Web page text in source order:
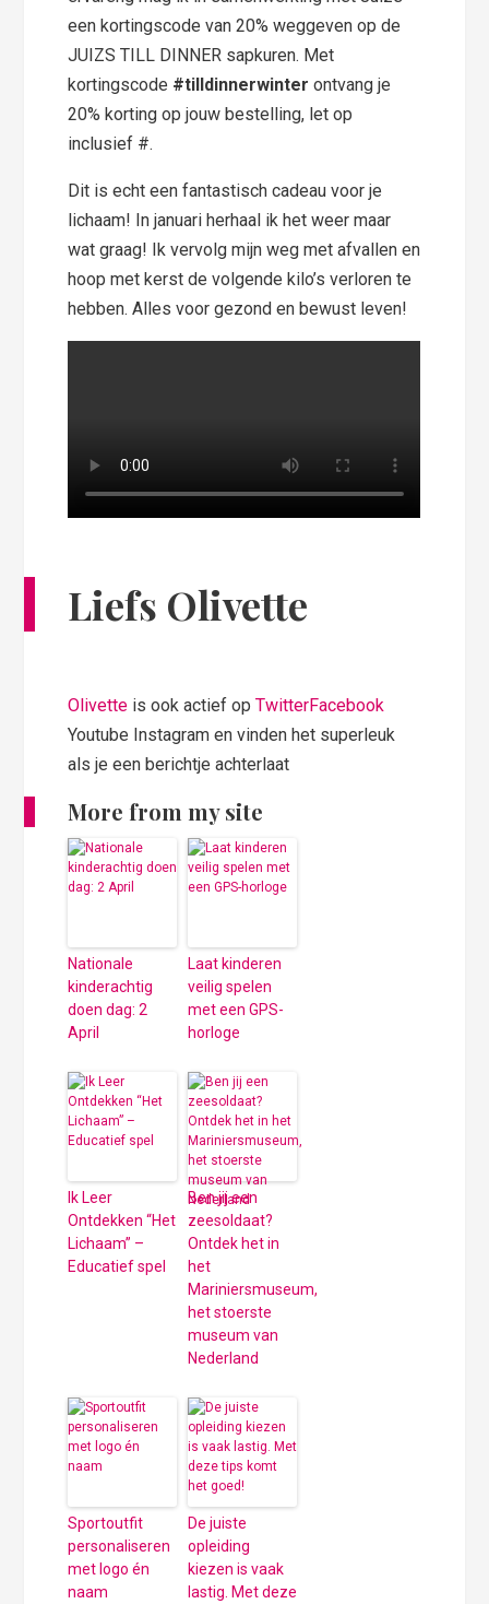
een kortingscode van 20% weggeven op de
JUIZS TILL DINNER sapkuren. Met
kortingscode #tilldinnerwinter ontvang je
20% korting op jouw bestelling, let op
inclusief #.
Dit is echt een fantastisch cadeau voor je
lichaam! In januari herhaal ik het weer maar
wat graag! Ik vervolg mijn weg met afvallen en
hoop met kerst de volgende kilo’s verloren te
hebben. Alles voor gezond en bewust leven!
Liefs Olivette
Olivette is ook actief opTwitterFacebook
Youtube Instagram en vinden het superleuk
als je een berichtje achterlaat
More from my site
Nationale
kinderachtig
doen dag: 2
April
Laat kinderen
veilig spelen
met een GPS-
horloge
Ik Leer
Ontdekken “Het
Lichaam” –
Educatief spel
Ben jij een
zeesoldaat?
Ontdek het in
het
Mariniersmuseum,
het stoerste
museum van
Nederland
Sportoutfit
personaliseren
met logo én
naam
De juiste
opleiding
kiezen is vaak
lastig. Met deze